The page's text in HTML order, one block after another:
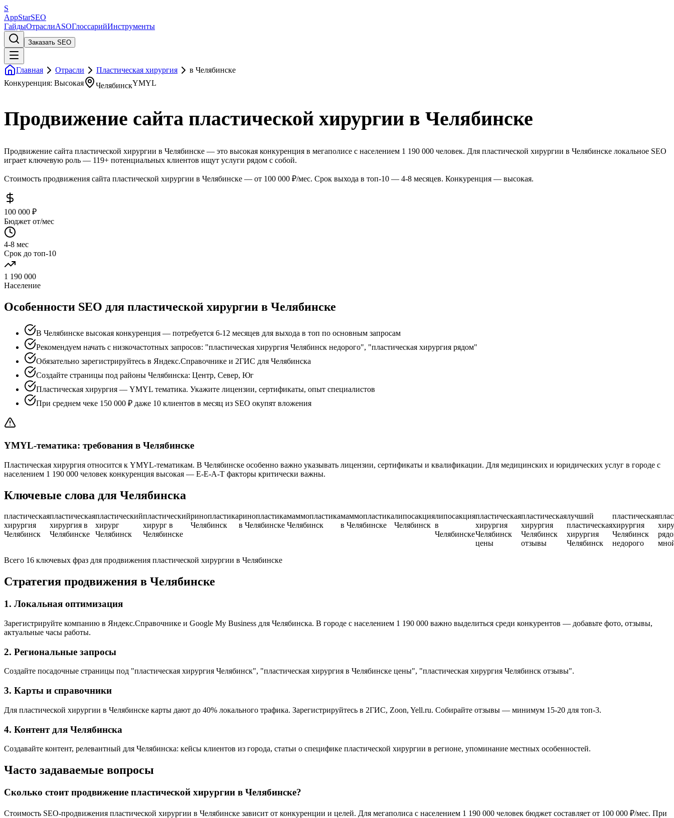
S
AppStarSEO
ГайдыОтраслиASOГлоссарийИнструменты
Заказать SEO
Главная Отрасли Пластическая хирургия
в Челябинске
Конкуренция: Высокая
ЧелябинскYMYL
Продвижение сайта пластической хирургии в Челябинске
Продвижение сайта пластической хирургии в Челябинске — это высокая конкуренция в мегаполисе с населением 1 190 000 человек. Для пластической хирургии в Челябинске локальное SEO
играет ключевую роль — 119+ потенциальных клиентов ищут услуги рядом с собой.
Стоимость продвижения сайта пластической хирургии в Челябинске — от 100 000 ₽/мес. Срок выхода в топ-10 — 4-8 месяцев. Конкуренция — высокая.
100 000 ₽
Бюджет от/мес
4-8 мес
Срок до топ-10
1 190 000
Население
Особенности SEO для пластической хирургии в Челябинске
В Челябинске высокая конкуренция — потребуется 6-12 месяцев для выхода в топ по основным запросам
Рекомендуем начать с низкочастотных запросов: "пластическая хирургия Челябинск недорого", "пластическая хирургия рядом"
Обязательно зарегистрируйтесь в Яндекс.Справочнике и 2ГИС для Челябинска
Создайте страницы под районы Челябинска: Центр, Север, Юг
Пластическая хирургия — YMYL тематика. Укажите лицензии, сертификаты, опыт специалистов
При среднем чеке 150 000 ₽ даже 10 клиентов в месяц из SEO окупят вложения
YMYL-тематика: требования в Челябинске
Пластическая хирургия относится к YMYL-тематикам. В Челябинске особенно важно указывать лицензии, сертификаты и квалификации. Для медицинских и юридических услуг в городе с
населением 1 190 000 человек конкуренция высокая — E-E-A-T факторы критически важны.
Ключевые слова для Челябинска
пластическая
хирургия
Челябинск
пластическая
хирургия в
Челябинске
пластический
хирург
Челябинск
пластический
хирург в
Челябинске
ринопластика
Челябинск
ринопластика
в Челябинске
маммопластика
Челябинск
маммопластика
в Челябинске
липосакция
Челябинск
липосакция
в
Челябинске
пластическая
хирургия
Челябинск
цены
пластическая
хирургия
Челябинск
отзывы
лучший
пластическая
хирургия
Челябинск
пластическая
хирургия
Челябинск
недорого
Всего 16 ключевых фраз для продвижения пластической хирургии в Челябинске
Стратегия продвижения в Челябинске
1. Локальная оптимизация
Зарегистрируйте компанию в Яндекс.Справочнике и Google My Business для Челябинска. В городе с населением 1 190 000 важно выделиться среди конкурентов — добавьте фото, отзывы,
актуальные часы работы.
2. Региональные запросы
Создайте посадочные страницы под "пластическая хирургия Челябинск", "пластическая хирургия в Челябинске цены", "пластическая хирургия Челябинск отзывы".
3. Карты и справочники
Для пластической хирургии в Челябинске карты дают до 40% локального трафика. Зарегистрируйтесь в 2ГИС, Zoon, Yell.ru. Собирайте отзывы — минимум 15-20 для топ-3.
4. Контент для Челябинска
Создавайте контент, релевантный для Челябинска: кейсы клиентов из города, статьи о специфике пластической хирургии в регионе, упоминание местных особенностей.
Часто задаваемые вопросы
Сколько стоит продвижение пластической хирургии в Челябинске?
Стоимость SEO-продвижения пластической хирургии в Челябинске зависит от конкуренции и целей. Для мегаполиса с населением 1 190 000 человек бюджет составляет от 100 000 ₽/мес. При